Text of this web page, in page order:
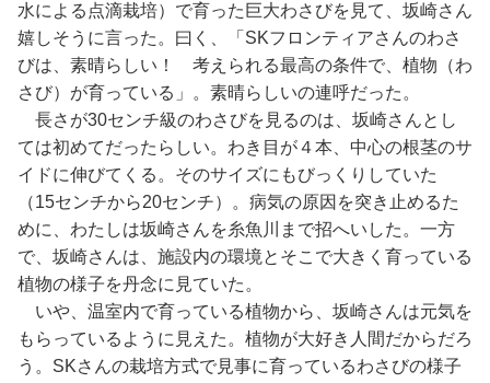
水による点滴栽培）で育った巨大わさびを見て、坂崎さん
嬉しそうに言った。曰く、「SKフロンティアさんのわさ
びは、素晴らしい！ 考えられる最高の条件で、植物（わ
さび）が育っている」。素晴らしいの連呼だった。
長さが30センチ級のわさびを見るのは、坂崎さんとし
ては初めてだったらしい。わき目が４本、中心の根茎のサ
イドに伸びてくる。そのサイズにもびっくりしていた
（15センチから20センチ）。病気の原因を突き止めるた
めに、わたしは坂崎さんを糸魚川まで招へいした。一方
で、坂崎さんは、施設内の環境とそこで大きく育っている
植物の様子を丹念に見ていた。
いや、温室内で育っている植物から、坂崎さんは元気を
もらっているように見えた。植物が大好き人間だからだろ
う。SKさんの栽培方式で見事に育っているわさびの様子